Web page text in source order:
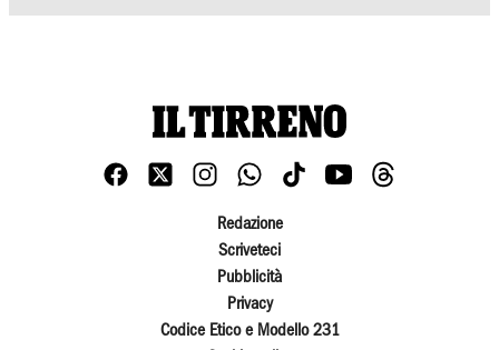
Redazione
Scriveteci
Pubblicità
Privacy
Codice Etico e Modello 231